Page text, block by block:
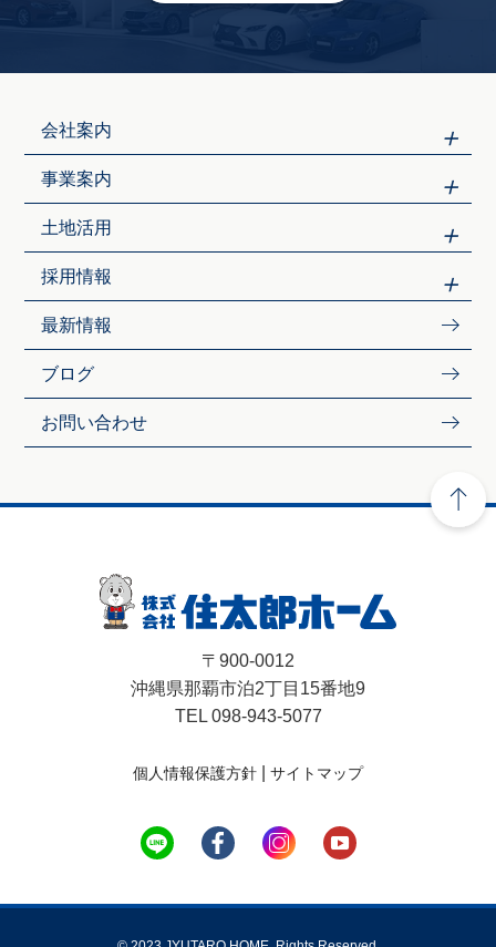
会社案内
事業案内
土地活用
採用情報
最新情報
ブログ
お問い合わせ
〒900-0012
沖縄県那覇市泊2丁目15番地9
TEL 098-943-5077
個人情報保護方針 サイトマップ